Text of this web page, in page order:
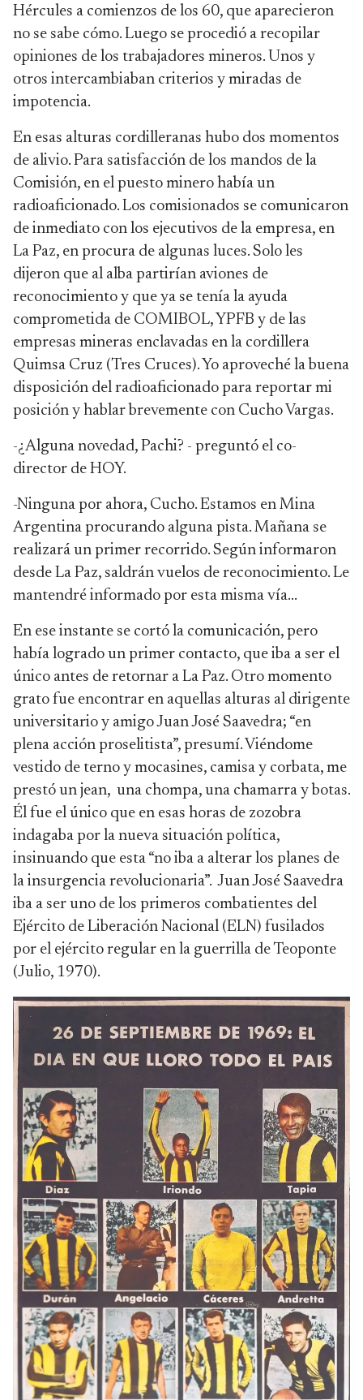
Hércules a comienzos de los 60, que aparecieron
no se sabe cómo. Luego se procedió a recopilar
opiniones de los trabajadores mineros. Unos y
otros intercambiaban criterios y miradas de
impotencia.
En esas alturas cordilleranas hubo dos momentos
de alivio. Para satisfacción de los mandos de la
Comisión, en el puesto minero había un
radioaficionado. Los comisionados se comunicaron
de inmediato con los ejecutivos de la empresa, en
La Paz, en procura de algunas luces. Solo les
dijeron que al alba partirían aviones de
reconocimiento y que ya se tenía la ayuda
comprometida de COMIBOL, YPFB y de las
empresas mineras enclavadas en la cordillera
Quimsa Cruz (Tres Cruces). Yo aproveché la buena
disposición del radioaficionado para reportar mi
posición y hablar brevemente con Cucho Vargas.
-¿Alguna novedad, Pachi? - preguntó el co-
director de HOY.
-Ninguna por ahora, Cucho. Estamos en Mina
Argentina procurando alguna pista. Mañana se
realizará un primer recorrido. Según informaron
desde La Paz, saldrán vuelos de reconocimiento. Le
mantendré informado por esta misma vía…
En ese instante se cortó la comunicación, pero
había logrado un primer contacto, que iba a ser el
único antes de retornar a La Paz. Otro momento
grato fue encontrar en aquellas alturas al dirigente
universitario y amigo Juan José Saavedra; “en
plena acción proselitista”, presumí. Viéndome
vestido de terno y mocasines, camisa y corbata, me
prestó un jean, una chompa, una chamarra y botas.
Él fue el único que en esas horas de zozobra
indagaba por la nueva situación política,
insinuando que esta “no iba a alterar los planes de
la insurgencia revolucionaria”. Juan José Saavedra
iba a ser uno de los primeros combatientes del
Ejército de Liberación Nacional (ELN) fusilados
por el ejército regular en la guerrilla de Teoponte
(Julio, 1970).